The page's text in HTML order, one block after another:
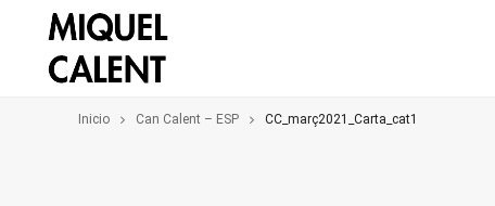
Inicio Can Calent – ESP CC_març2021_Carta_cat1